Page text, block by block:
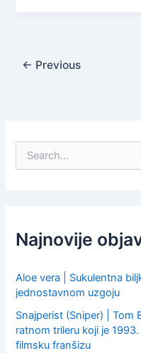
← Previous
f
o
:
Najnovije
Aloe vera | Sukulentna
jednostavnom uzgoju
Snajperist (Sniper) | Tom
ratnom trileru koji je
filmsku franšizu